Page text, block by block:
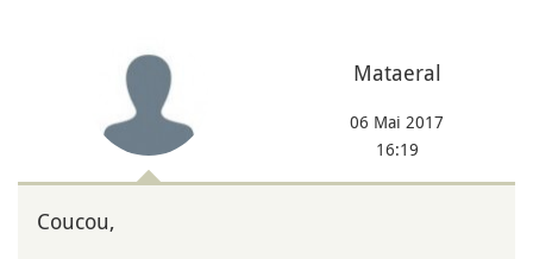
Mataeral
06 Mai 2017
16:19
Coucou,